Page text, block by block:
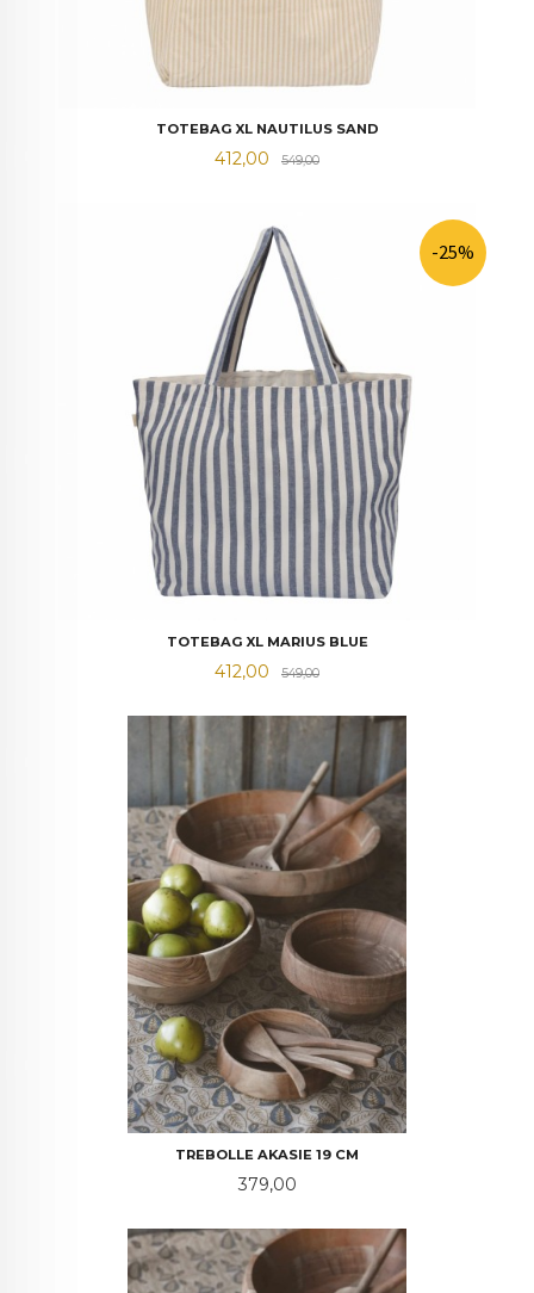
TOTEBAG XL NAUTILUS SAND
Tilbud
412,00 549,00Rabatt
TOTEBAG XL MARIUS BLUE
Tilbud
412,00 549,00Rabatt
-25%
TREBOLLE AKASIE 19 CM
Pris
379,00